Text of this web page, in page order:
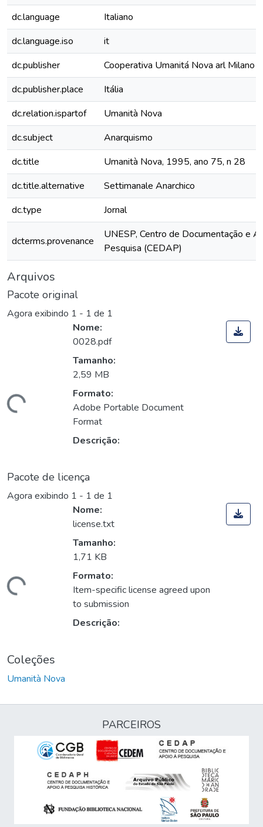
dc.language
Italiano
dc.language.iso
it
dc.publisher
Cooperativa Umanitá Nova arl Milano
dc.publisher.place
Itália
dc.relation.ispartof
Umanità Nova
dc.subject
Anarquismo
dc.title
Umanità Nova, 1995, ano 75, n 28
dc.title.alternative
Settimanale Anarchico
dc.type
Jornal
dcterms.provenance
UNESP, Centro de Documentação e
Pesquisa (CEDAP)
Arquivos
Pacote original
Agora exibindo 1 - 1 de 1
Nome:
0028.pdf
Tamanho:
2,59 MB
Formato:
Adobe Portable Document
Format
Descrição:
Pacote de licença
Agora exibindo 1 - 1 de 1
Nome:
license.txt
Tamanho:
1,71 KB
Formato:
Item-specific license agreed upon
to submission
Descrição:
Coleções
Umanità Nova
PARCEIROS